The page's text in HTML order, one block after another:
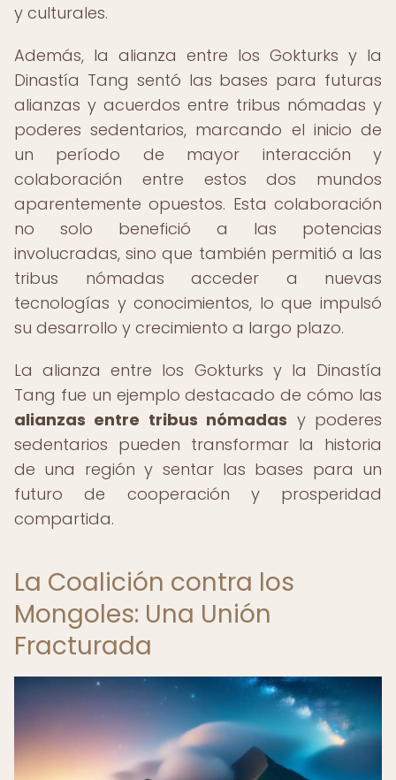
y culturales.
Además, la alianza entre los Gokturks y la
Dinastía Tang sentó las bases para futuras
alianzas y acuerdos entre tribus nómadas y
poderes sedentarios, marcando el inicio de
un período de mayor interacción y
colaboración entre estos dos mundos
aparentemente opuestos. Esta colaboración
no solo benefició a las potencias
involucradas, sino que también permitió a las
tribus nómadas acceder a nuevas
tecnologías y conocimientos, lo que impulsó
su desarrollo y crecimiento a largo plazo.
La alianza entre los Gokturks y la Dinastía
Tang fue un ejemplo destacado de cómo las
alianzas entre tribus nómadas y poderes
sedentarios pueden transformar la historia
de una región y sentar las bases para un
futuro de cooperación y prosperidad
compartida.
La Coalición contra los
Mongoles: Una Unión
Fracturada